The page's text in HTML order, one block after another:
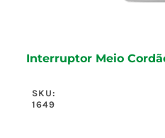
Interruptor Meio
SKU:
1649